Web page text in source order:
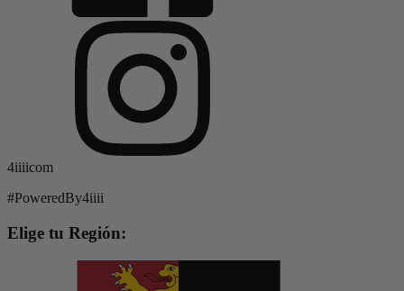
4iiiicom
#PoweredBy4iiii
Elige tu Región: